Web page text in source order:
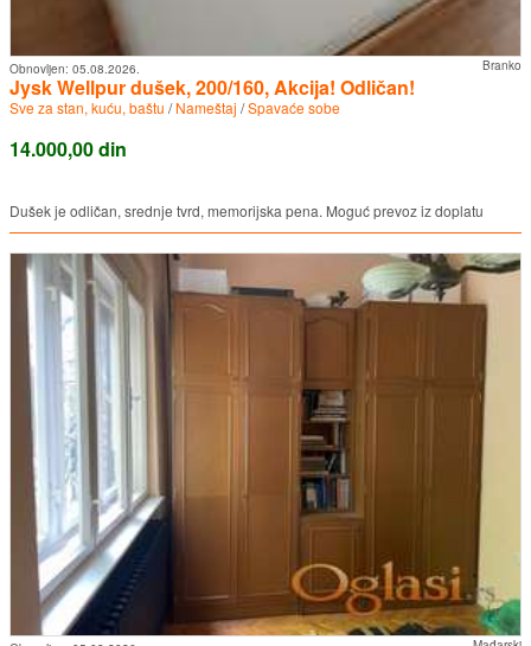
Branko
Obnovljen: 05.08.2026.
Jysk Wellpur dušek, 200/160, Akcija! Odličan!
Sve za stan, kuću, baštu /Nameštaj /Spavaće sobe
14.000,00 din
Dušek je odličan, srednje tvrd, memorijska pena. Moguć prevoz iz doplatu